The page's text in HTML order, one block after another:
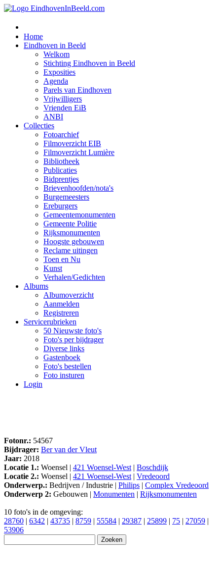
Home
Eindhoven in Beeld
Welkom
Stichting Eindhoven in Beeld
Exposities
Agenda
Parels van Eindhoven
Vrijwilligers
Vrienden EiB
ANBI
Collecties
Fotoarchief
Filmoverzicht EIB
Filmoverzicht Lumière
Bibliotheek
Publicaties
Bidprentjes
Brievenhoofden/nota's
Burgemeesters
Ereburgers
Gemeentemonumenten
Gemeente Politie
Rijksmonumenten
Hoogste gebouwen
Reclame uitingen
Toen en Nu
Kunst
Verhalen/Gedichten
Albums
Albumoverzicht
Aanmelden
Registreren
Servicerubrieken
50 Nieuwste foto's
Foto's per bijdrager
Diverse links
Gastenboek
Foto's bestellen
Foto insturen
Login
Fotonr.: 54567
Bijdrager: Ber van der Vleut
Jaar: 2018
Locatie 1.: Woensel | 421 Woensel-West | Boschdijk
Locatie 2.: Woensel | 421 Woensel-West | Vredeoord
Onderwerp.: Bedrijven / Industrie | Philips | Complex Vredeoord
Onderwerp 2: Gebouwen | Monumenten | Rijksmonumenten
10 foto's in de omgeving:
28760 | 6342 | 43735 | 8759 | 55584 | 29387 | 25899 | 75 | 27059 |
53906